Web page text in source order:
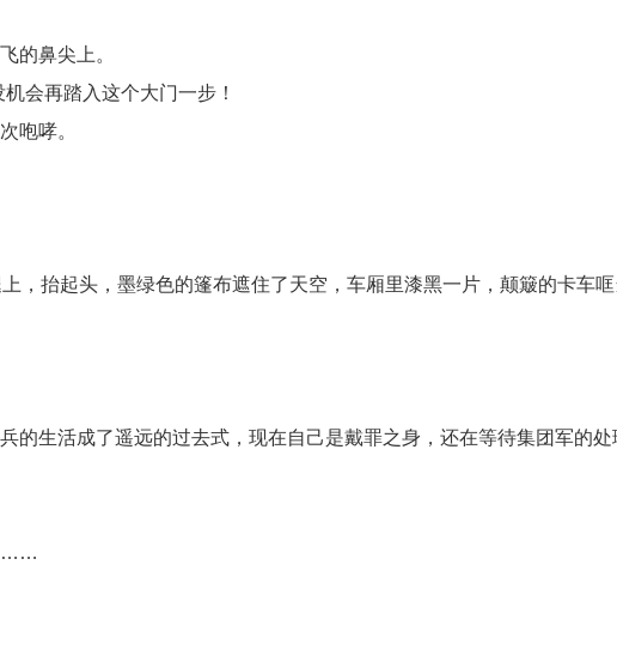
的鼻尖上。
会再踏入这个大门一步！
咆哮。
，抬起头，墨绿色的篷布遮住了天空，车厢里漆黑一片，颠簸的卡车
的生活成了遥远的过去式，现在自己是戴罪之身，还在等待集团军的处
……